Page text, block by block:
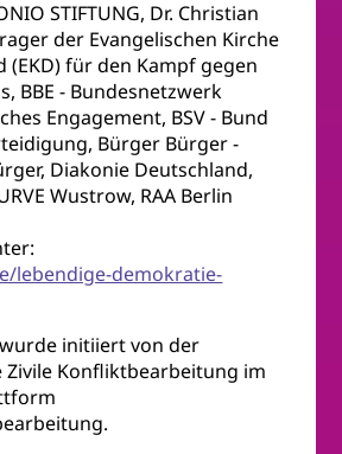
STIFTUNG, Dr. Christian
der Evangelischen Kirche
(EKD) für den Kampf gegen
BBE - Bundesnetzwerk
Engagement, BSV - Bund
Bürger Bürger -
Diakonie Deutschland,
Wustrow, RAA Berlin
lebendige-demokratie-
initiiert von der
Konfliktbearbeitung im